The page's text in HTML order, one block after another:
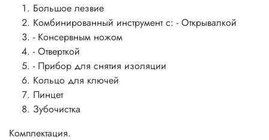
Большое лезвие
Комбинированный инструмент с: - Открывалкой
- Консервным ножом
- Отверткой
- Прибор для снятия изоляции
Кольцо для ключей
Пинцет
Зубочистка
Комплектация.